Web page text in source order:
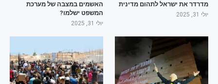
מדרדר את ישראל לתהום מדינית
יולי 31, 2025
האשמים במצבה של מערכת
המשפט ישלמו?
יולי 31, 2025